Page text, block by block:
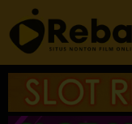
Loncat
ke
konten